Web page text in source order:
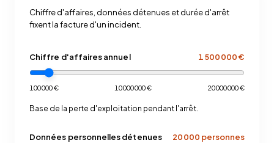
Chiffre d'affaires, données détenues et durée d'arrêt
fixent la facture d'un incident.
Chiffre d'affaires annuel 1 500 000 €
100 000 € 10 000 000 € 20 000 000 €
Base de la perte d'exploitation pendant l'arrêt.
Données personnelles détenues 20 000 personnes